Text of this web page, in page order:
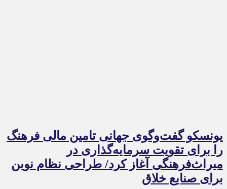
یونسکو گفت‌وگوی جهانی تامین مالی فرهنگ
را برای تقویت سرمایه‌گذاری در
میراث‌فرهنگی آغاز کرد/ طراحی نظام نوین
برای صنایع خلاق